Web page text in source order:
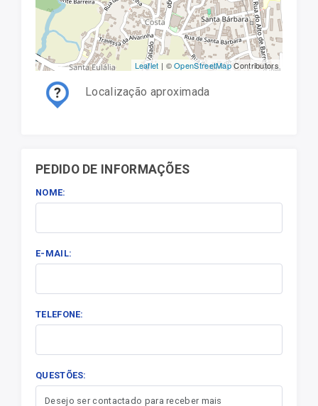
Leaflet | ©OpenStreetMapContributors
Localização aproximada
PEDIDO DE INFORMAÇÕES
NOME:
E-MAIL:
TELEFONE:
QUESTÕES: